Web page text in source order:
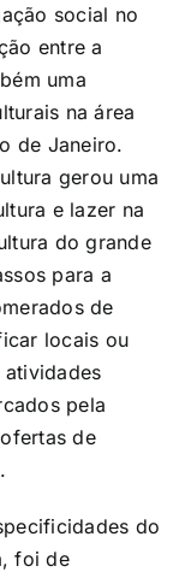
social no
entre a
uma
na área
de Janeiro.
gerou uma
e lazer na
do grande
para a
de
locais ou
atividades
pela
de
do
foi de